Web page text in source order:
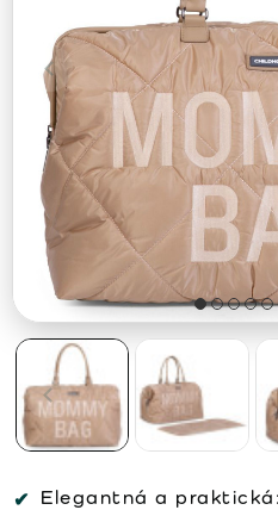
Elegantná a praktická: